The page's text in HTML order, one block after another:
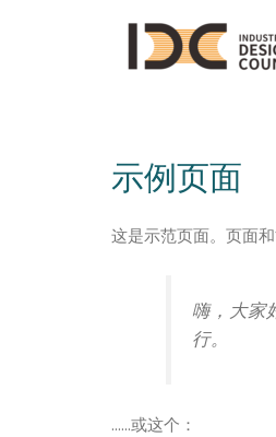
示例页面
这是示范页面。页面
嗨，大家
行。
……或这个：